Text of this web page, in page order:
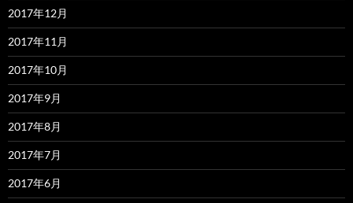
2017年12月
2017年11月
2017年10月
2017年9月
2017年8月
2017年7月
2017年6月